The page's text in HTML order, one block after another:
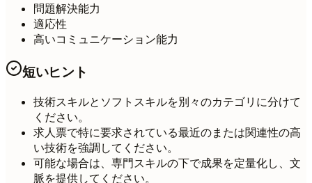
問題解決能力
適応性
高いコミュニケーション能力
短いヒント
技術スキルとソフトスキルを別々のカテゴリに分けて
ください。
求人票で特に要求されている最近のまたは関連性の高
い技術を強調してください。
可能な場合は、専門スキルの下で成果を定量化し、文
脈を提供してください。